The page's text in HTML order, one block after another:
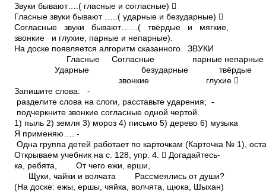
Звуки бывают….( гласные и согласные) 
Гласные звуки бывают …..( ударные и безударные) 
Согласные звуки бывают……( твёрдые и мягкие,
звонкие и глухие, парные и непарные).
На доске появляется алгоритм сказанного. ЗВУКИ
Гласные Согласные парные непарные
Ударные безударные твёрдые
звонкие глухие 
Запишите слова: ­
разделите слова на слоги, расставьте ударения; ­
подчеркните звонкие согласные одной чертой.
1) пыль 2) земля 3) мороз 4) письмо 5) дерево 6) музыка
Я применяю…. ­
Одна группа детей работает по карточкам (Карточка № 1),
Открываем учебник на с. 128, упр. 4.  Догадайтесь­
ка, ребята, От чего ежи, ерши,
Щуки, чайки и волчата Рассмеялись от души?
(На доске: ежы, ершы, чяйка, волчята, щюка, Шыхан)